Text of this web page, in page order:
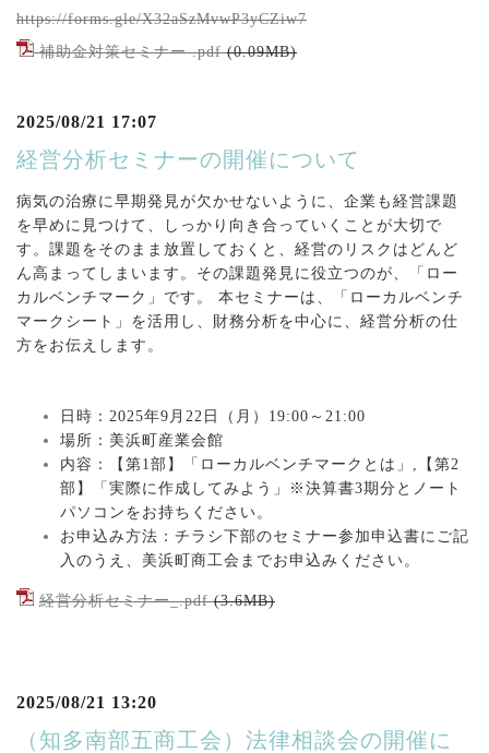
https://forms.gle/X32aSzMvwP3yCZiw7
補助金対策セミナー .pdf(0.09MB)
2025/08/21 17:07
経営分析セミナーの開催について
病気の治療に早期発見が欠かせないように、企業も経営課題
を早めに見つけて、しっかり向き合っていくことが大切で
す。課題をそのまま放置しておくと、経営のリスクはどんど
ん高まってしまいます。その課題発見に役立つのが、「ロー
カルベンチマーク」です。 本セミナーは、「ローカルベンチ
マークシート」を活用し、財務分析を中心に、経営分析の仕
方をお伝えします。
日時：2025年9月22日（月）19:00～21:00
場所：美浜町産業会館
内容：【第1部】「ローカルベンチマークとは」,【第2
部】「実際に作成してみよう」※決算書3期分とノート
パソコンをお持ちください。
お申込み方法：チラシ下部のセミナー参加申込書にご記
入のうえ、美浜町商工会までお申込みください。
経営分析セミナー_.pdf(3.6MB)
2025/08/21 13:20
（知多南部五商工会）法律相談会の開催に